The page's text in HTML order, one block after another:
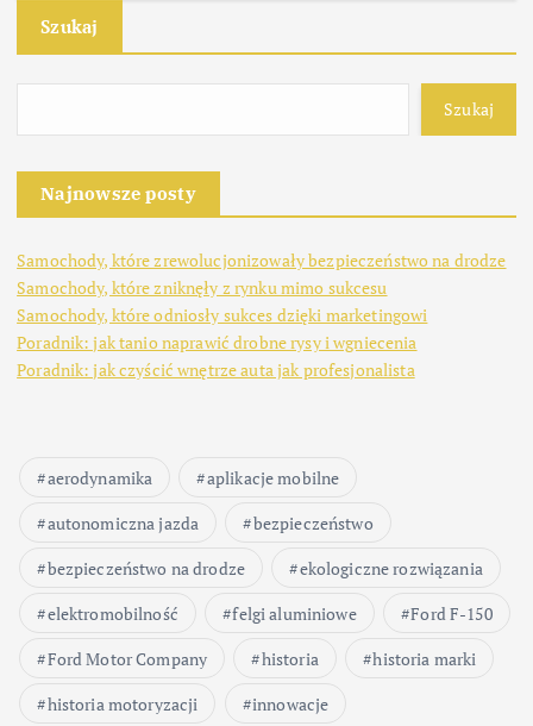
Szukaj
Szukaj
Najnowsze posty
Samochody, które zrewolucjonizowały bezpieczeństwo na drodze
Samochody, które zniknęły z rynku mimo sukcesu
Samochody, które odniosły sukces dzięki marketingowi
Poradnik: jak tanio naprawić drobne rysy i wgniecenia
Poradnik: jak czyścić wnętrze auta jak profesjonalista
aerodynamika
aplikacje mobilne
autonomiczna jazda
bezpieczeństwo
bezpieczeństwo na drodze
ekologiczne rozwiązania
elektromobilność
felgi aluminiowe
Ford F-150
Ford Motor Company
historia
historia marki
historia motoryzacji
innowacje